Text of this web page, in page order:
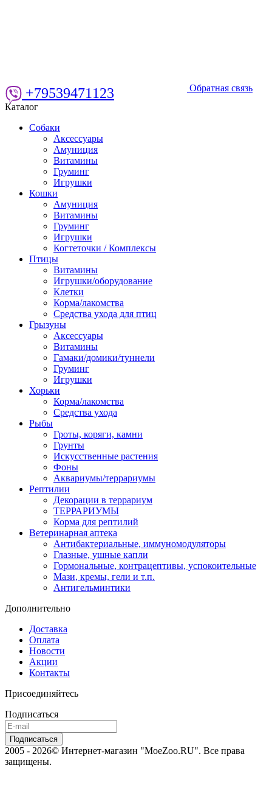
Обратная связь
+79539471123
Каталог
Собаки
Аксессуары
Амуниция
Витамины
Груминг
Игрушки
Кошки
Амуниция
Витамины
Груминг
Игрушки
Когтеточки / Комплексы
Птицы
Витамины
Игрушки/оборудование
Клетки
Корма/лакомства
Средства ухода для птиц
Грызуны
Аксессуары
Витамины
Гамаки/домики/туннели
Груминг
Игрушки
Хорьки
Корма/лакомства
Средства ухода
Рыбы
Гроты, коряги, камни
Грунты
Искусственные растения
Фоны
Аквариумы/террариумы
Рептилии
Декорации в террариум
ТЕРРАРИУМЫ
Корма для рептилий
Ветеринарная аптека
Антибактериальные, иммуномодуляторы
Глазные, ушные капли
Гормональные, контрацептивы, успокоительные
Мази, кремы, гели и т.п.
Антигельминтики
Дополнительно
Доставка
Оплата
Новости
Акции
Контакты
Присоединяйтесь
Подписаться
2005 - 2026© Интернет-магазин "MoeZoo.RU". Все права
защищены.